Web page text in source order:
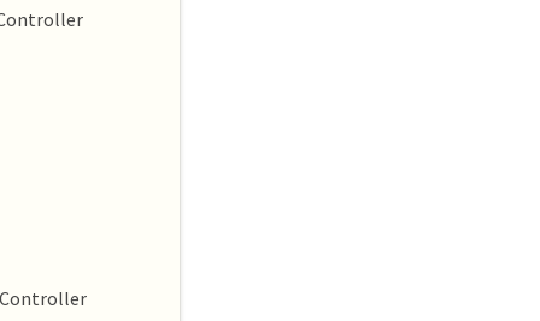
Controller